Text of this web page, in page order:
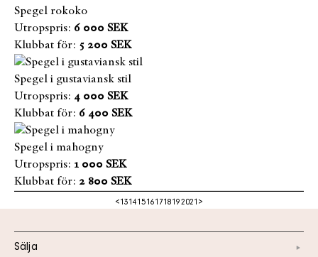
Spegel rokoko
Utropspris: 6 000 SEK
Klubbat för: 5 200 SEK
Spegel i gustaviansk stil
Utropspris: 4 000 SEK
Klubbat för: 6 400 SEK
Spegel i mahogny
Utropspris: 1 000 SEK
Klubbat för: 2 800 SEK
<131415161718192021 >
Sälja